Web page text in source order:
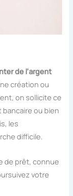
de l’argent
création ou
on sollicite ce
ou bien
les
difficile.
de prêt, connue
votre